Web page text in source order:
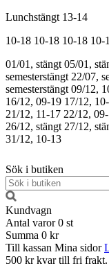
Lunchstängt 13-14
10-18 10-18 10-18 10-
01/01, stängt 05/01,
semesterstängt 22/07,
semesterstängt 09/12,
16/12, 09-19 17/12,
21/12, 11-17 22/12,
26/12, stängt 27/12,
31/12, 10-13
Sök i butiken
Kundvagn
Antal varor 0 st
Summa 0 kr
Till kassan Mina sidor
500 kr kvar till fri frakt.